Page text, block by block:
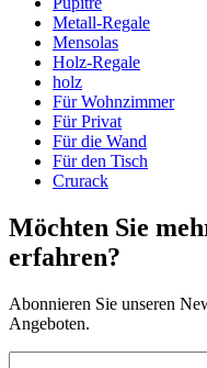
Abmessungen (BxHxT cm)
Höhe (cm) 60.5
Breite (cm)3.5
Tiefe (cm)
11
Gewicht (kg)2.3
Metall-Regale
Mensolas
Holz-Regale
holz
Für Wohnzimmer
Für Privat
Für die Wand
Für den Tisch
Crurack
Möchten Sie
erfahren?
Abonnieren Sie unseren
Angeboten.